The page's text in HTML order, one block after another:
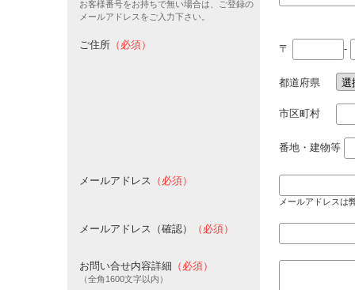
お客様番号をお持ちで無い場合は、ご登録の
メールアドレスをご入力下さい。
ご住所 （必須） 〒 -
都道府県
市区町村
番地・建物等
メールアドレス （必須）
メールアドレスは
メールアドレス（確認） （必須）
お問い合せ内容詳細 （必須）
（全角1600文字以内）